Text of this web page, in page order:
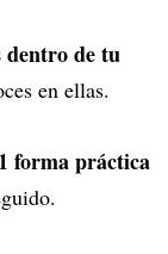
dentro de tu
en ellas.
1 forma práctica